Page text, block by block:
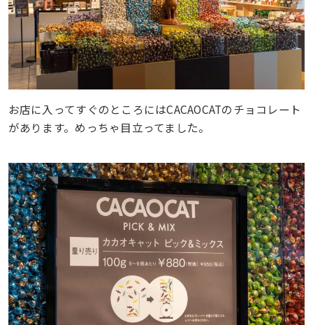
お店に入ってすぐのところにはCACAOCATのチョコレート
があります。めっちゃ目立ってました。